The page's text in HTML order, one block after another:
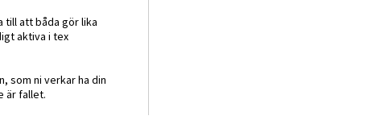
till att båda gör lika
aktiva i tex
som ni verkar ha din
är fallet.